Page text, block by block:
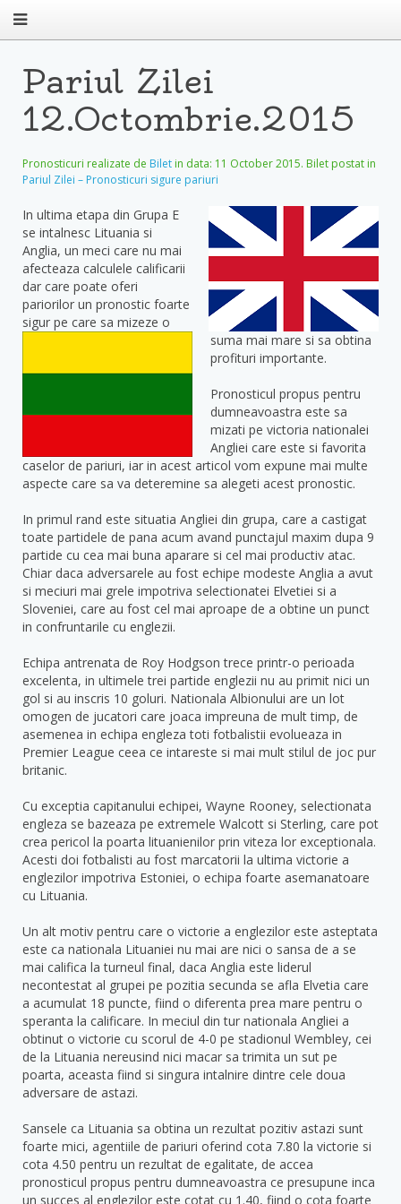
Pariul Zilei
12.Octombrie.2015
Pronosticuri realizate de Bilet in data: 11 October 2015. Bilet postat in
Pariul Zilei – Pronosticuri sigure pariuri
In ultima etapa din Grupa E
se intalnesc Lituania si
Anglia, un meci care nu mai
afecteaza calculele calificarii
dar care poate oferi
pariorilor un pronostic foarte
sigur pe care sa mizeze o
suma mai mare si sa obtina
profituri importante.
Pronosticul propus pentru
dumneavoastra este sa
mizati pe victoria nationalei
Angliei care este si favorita
caselor de pariuri, iar in acest articol vom expune mai multe
aspecte care sa va deteremine sa alegeti acest pronostic.
In primul rand este situatia Angliei din grupa, care a castigat
toate partidele de pana acum avand punctajul maxim dupa 9
partide cu cea mai buna aparare si cel mai productiv atac.
Chiar daca adversarele au fost echipe modeste Anglia a avut
si meciuri mai grele impotriva selectionatei Elvetiei si a
Sloveniei, care au fost cel mai aproape de a obtine un punct
in confruntarile cu englezii.
Echipa antrenata de Roy Hodgson trece printr-o perioada
excelenta, in ultimele trei partide englezii nu au primit nici un
gol si au inscris 10 goluri. Nationala Albionului are un lot
omogen de jucatori care joaca impreuna de mult timp, de
asemenea in echipa engleza toti fotbalistii evolueaza in
Premier League ceea ce intareste si mai mult stilul de joc pur
britanic.
Cu exceptia capitanului echipei, Wayne Rooney, selectionata
engleza se bazeaza pe extremele Walcott si Sterling, care pot
crea pericol la poarta lituanienilor prin viteza lor exceptionala.
Acesti doi fotbalisti au fost marcatorii la ultima victorie a
englezilor impotriva Estoniei, o echipa foarte asemanatoare
cu Lituania.
Un alt motiv pentru care o victorie a englezilor este asteptata
este ca nationala Lituaniei nu mai are nici o sansa de a se
mai califica la turneul final, daca Anglia este liderul
necontestat al grupei pe pozitia secunda se afla Elvetia care
a acumulat 18 puncte, fiind o diferenta prea mare pentru o
speranta la calificare. In meciul din tur nationala Angliei a
obtinut o victorie cu scorul de 4-0 pe stadionul Wembley, cei
de la Lituania nereusind nici macar sa trimita un sut pe
poarta, aceasta fiind si singura intalnire dintre cele doua
adversare de astazi.
Sansele ca Lituania sa obtina un rezultat pozitiv astazi sunt
foarte mici, agentiile de pariuri oferind cota 7.80 la victorie si
cota 4.50 pentru un rezultat de egalitate, de accea
pronosticul propus pentru dumneavoastra ce presupune inca
un succes al englezilor este cotat cu 1.40, fiind o cota foarte